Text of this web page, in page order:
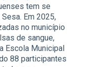
tem se
Em 2025,
no município
de sangue,
Escola Municipal
88 participantes